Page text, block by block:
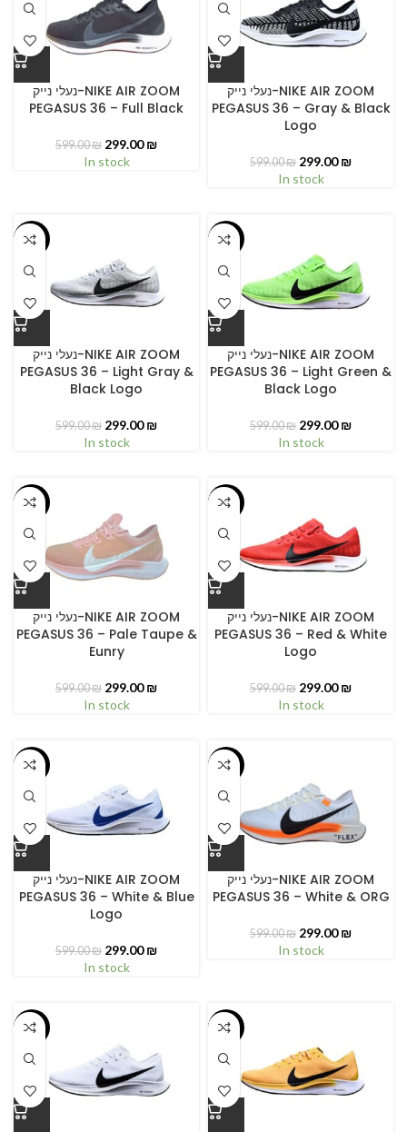
נעלי נייק-NIKE AIR ZOOM
PEGASUS 36 – Full Black
599.00₪ 299.00₪
In stock
נעלי נייק-NIKE AIR ZOOM
PEGASUS 36 – Gray & Black
Logo
599.00₪ 299.00₪
In stock
-50%
נעלי נייק-NIKE AIR ZOOM
PEGASUS 36 – Light Gray &
Black Logo
599.00₪ 299.00₪
In stock
-50%
נעלי נייק-NIKE AIR ZOOM
PEGASUS 36 – Light Green &
Black Logo
599.00₪ 299.00₪
In stock
-50%
נעלי נייק-NIKE AIR ZOOM
PEGASUS 36 – Pale Taupe &
Eunry
599.00₪ 299.00₪
In stock
-50%
נעלי נייק-NIKE AIR ZOOM
PEGASUS 36 – Red & White
Logo
599.00₪ 299.00₪
In stock
-50%
נעלי נייק-NIKE AIR ZOOM
PEGASUS 36 – White & Blue
Logo
599.00₪ 299.00₪
In stock
-50%
נעלי נייק-NIKE AIR ZOOM
PEGASUS 36 – White & ORG
599.00₪ 299.00₪
In stock
-50% -50%